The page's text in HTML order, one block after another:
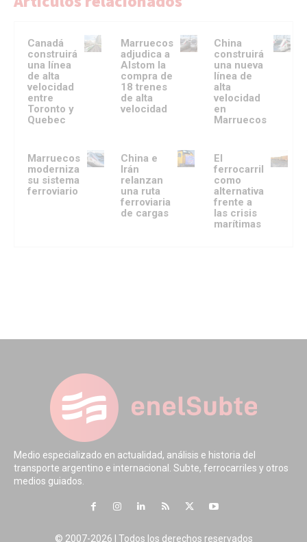
Canadá
construirá
una línea
de alta
velocidad
entre
Toronto y
Quebec
Marruecos
adjudica a
Alstom la
compra de
18 trenes
de alta
velocidad
China
construirá
una nueva
línea de
alta
velocidad
en
Marruecos
Marruecos
moderniza
su sistema
ferroviario
China e
Irán
relanzan
una ruta
ferroviaria
de cargas
El
ferrocarril
como
alternativa
frente a
las crisis
marítimas
Medio especializado en actualidad, análisis e historia del
transporte argentino e internacional. Subte, ferrocarriles y otros
medios guiados.
© 2007-2026 | Todos los derechos reservados